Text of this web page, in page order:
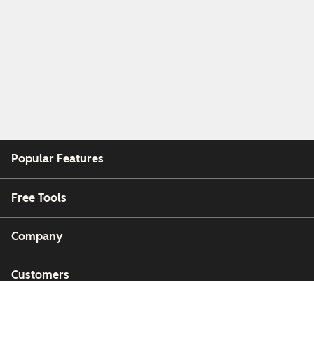
Popular Features
Free Tools
Company
Customers